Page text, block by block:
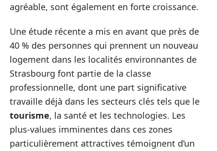
agréable, sont également en forte croissance.
Une étude récente a mis en avant que près de
40 % des personnes qui prennent un nouveau
logement dans les localités environnantes de
Strasbourg font partie de la classe
professionnelle, dont une part significative
travaille déjà dans les secteurs clés tels que le
tourisme, la santé et les technologies. Les
plus-values imminentes dans ces zones
particulièrement attractives témoignent d’un